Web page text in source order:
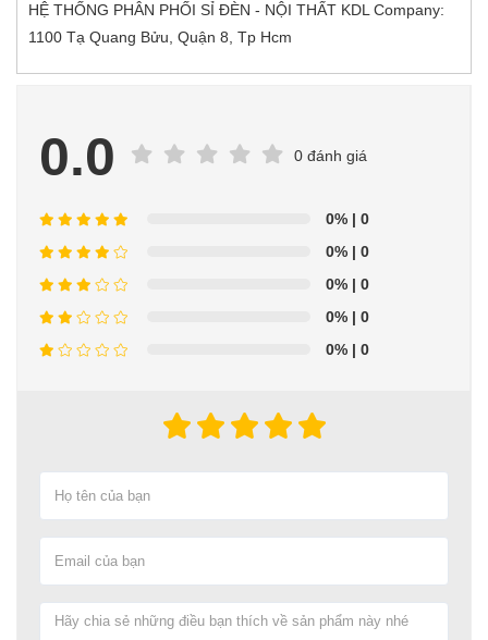
HỆ THỐNG PHÂN PHỐI SỈ ĐÈN - NỘI THẤT KDL Company:
1100 Tạ Quang Bửu, Quận 8, Tp Hcm
0.0 0 đánh giá
0% | 0
0% | 0
0% | 0
0% | 0
0% | 0